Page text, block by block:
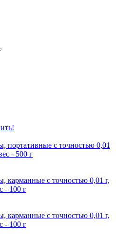
портативные с точностью 0,01
- 500 г
карманные с точностью 0,01 г,
- 100 г
карманные с точностью 0,01 г,
- 100 г